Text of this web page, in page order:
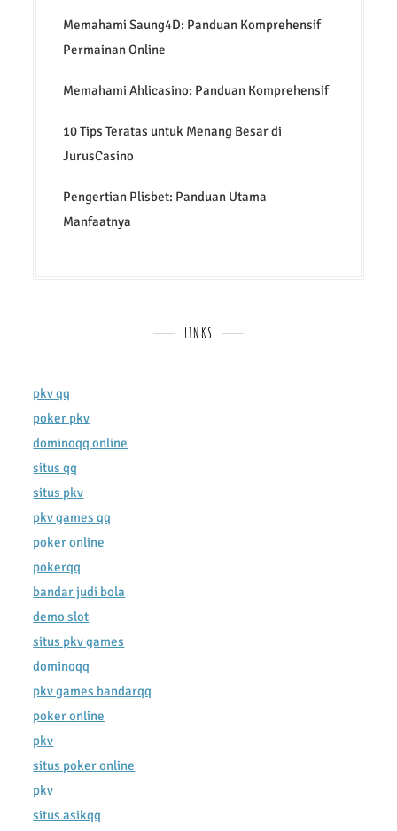
Memahami Saung4D: Panduan Komprehensif
Permainan Online
Memahami Ahlicasino: Panduan Komprehensif
10 Tips Teratas untuk Menang Besar di
JurusCasino
Pengertian Plisbet: Panduan Utama
Manfaatnya
LINKS
pkv qq
poker pkv
dominoqq online
situs qq
situs pkv
pkv games qq
poker online
pokerqq
bandar judi bola
demo slot
situs pkv games
dominoqq
pkv games bandarqq
poker online
pkv
situs poker online
pkv
situs asikqq